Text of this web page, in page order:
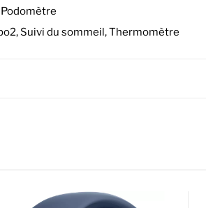
Suivi du sommeil, Thermomètre